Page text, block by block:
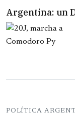
Argentina: un
POLÍTICA